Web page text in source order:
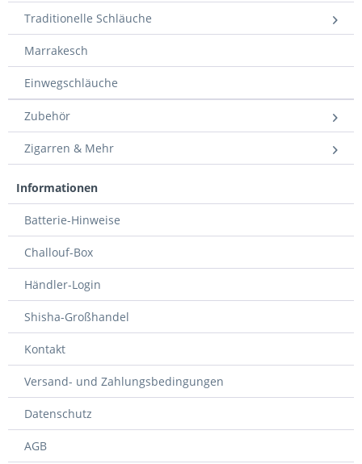
Traditionelle Schläuche
Marrakesch
Einwegschläuche
Zubehör
Zigarren & Mehr
Informationen
Batterie-Hinweise
Challouf-Box
Händler-Login
Shisha-Großhandel
Kontakt
Versand- und Zahlungsbedingungen
Datenschutz
AGB